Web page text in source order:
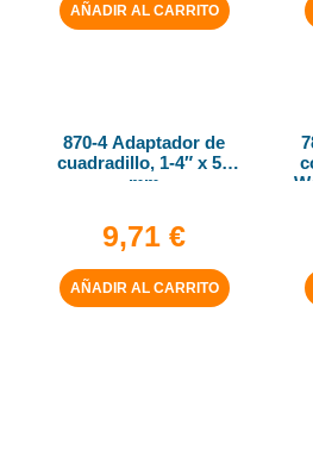
AÑADIR AL CARRITO
870-4 Adaptador de
cuadradillo, 1-4″ x 50
mm
9,71 €
AÑADIR AL CARRITO